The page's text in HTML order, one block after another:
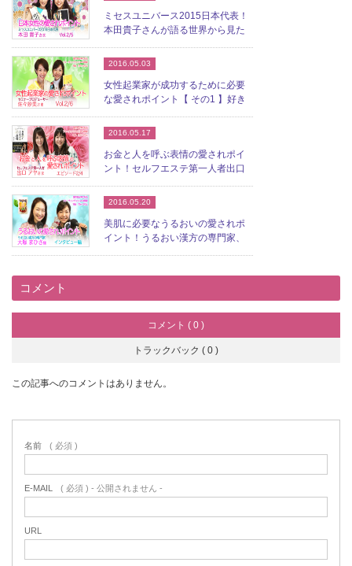
ミセスユニバース2015日本代表！
本田貴子さんが語る世界から見た
2016.05.03
女性起業家が成功するために必要
な愛されポイント【 その1 】好き
2016.05.17
お金と人を呼ぶ表情の愛されポイ
ント！セルフエステ第一人者出口
2016.05.20
美肌に必要なうるおいの愛されポ
イント！うるおい漢方の専門家、
コメント
コメント ( 0 )
トラックバック ( 0 )
この記事へのコメントはありません。
名前 ( 必須 )
E-MAIL ( 必須 ) - 公開されません -
URL